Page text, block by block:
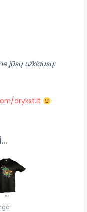
jūsų užklausų:
drykst.lt